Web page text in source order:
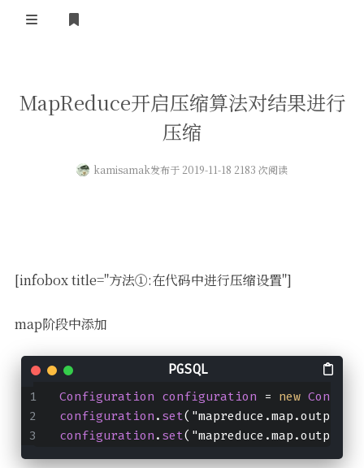
MapReduce开启压缩算法对结果进行
压缩
kamisamak发布于 2019-11-18 2183 次阅读
[infobox title="方法①:在代码中进行压缩设置"]
map阶段中添加
Configuration configuration = new
configuration . set
configuration . set